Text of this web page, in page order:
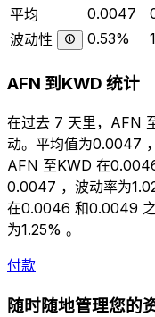
平均
0.0047
波动性
0.53%
AFN 到KWD 统计
在过去 7 天里，AFN
动。平均值为0.0047
AFN 至KWD 在
0.0047 ，波动率为
在0.0046 和0.0049
为1.25% 。
付款
随时随地管理您的